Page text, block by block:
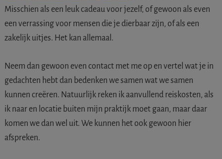
Misschien als een leuk cadeau voor jezelf, of gewoon als even
een verrassing voor mensen die je dierbaar zijn, of als een
zakelijk uitjes. Het kan allemaal.
Neem dan gewoon even contact met me op en vertel wat je in
gedachten hebt dan bedenken we samen wat we samen
kunnen creëren. Natuurlijk reken ik aanvullend reiskosten, als
ik naar en locatie buiten mijn praktijk moet gaan, maar daar
komen we dan wel uit. We kunnen het ook gewoon hier
afspreken.